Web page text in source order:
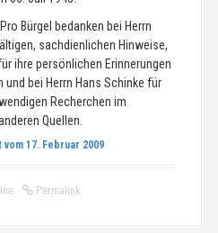
Bürgel bedanken bei Herrn
sachdienlichen Hinweise,
ihre persönlichen Erinnerungen
bei Herrn Hans Schinke für
Recherchen im
Quellen.
17. Februar 2009
Permalink